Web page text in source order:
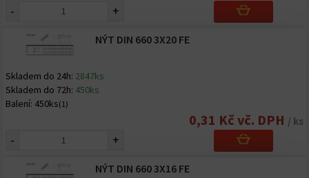
- +
NÝT DIN 660 3X20 FE
Skladem do 24h: 2847ks
Skladem do 72h: 450ks
Balení: 450ks(1)
0,31 Kč vč. DPH / ks
- +
NÝT DIN 660 3X16 FE